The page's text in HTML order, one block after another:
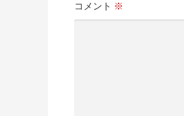
コメント ※